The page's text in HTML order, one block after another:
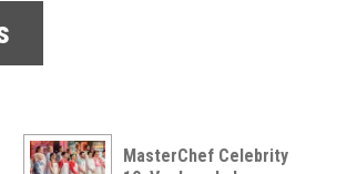
MasterChef Celebrity